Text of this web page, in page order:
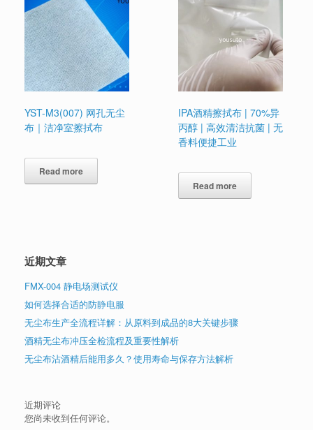
YST-M3(007) 网孔无尘
布｜洁净室擦拭布
Read more
IPA酒精擦拭布 | 70%异
丙醇 | 高效清洁抗菌 | 无
香料便捷工业
Read more
近期文章
FMX-004 静电场测试仪
如何选择合适的防静电服
无尘布生产全流程详解：从原料到成品的8大关键步骤
酒精无尘布冲压全检流程及重要性解析
无尘布沾酒精后能用多久？使用寿命与保存方法解析
近期评论
您尚未收到任何评论。